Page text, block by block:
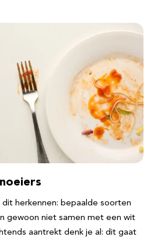
dit herkennen: bepaalde soorten
gewoon niet samen met een wit
aantrekt denk je al: dit gaat